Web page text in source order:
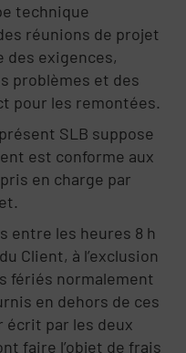
technique
réunions de projet
des exigences,
problèmes et des
pour les remontées.
SLB suppose
est conforme aux
en charge par
entre les heures 8 h
Client, à l’exclusion
fériés normalement
en dehors de ces
écrit par les deux
faire l’objet de frais